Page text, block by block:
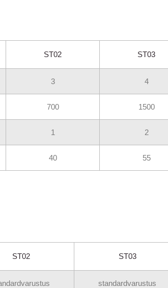
ST02 ST03
3 4
700 1500
1 2
40 55
ST02 ST03
standardvarustus